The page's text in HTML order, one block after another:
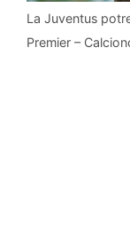
La Juventus
Premier –